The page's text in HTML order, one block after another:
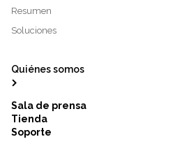
Resumen
Soluciones
Quiénes somos
Sala de prensa
Tienda
Soporte